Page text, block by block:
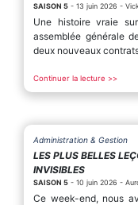
SAISON 5 - 13 juin 2026 -
Une histoire vraie
assemblée générale
deux nouveaux
Continuer la lecture >>
Administration & Gestion
LES PLUS BELLES
INVISIBLES
SAISON 5 - 10 juin 2026 -
Ce week-end, nous